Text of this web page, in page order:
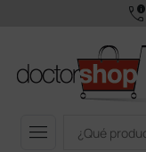
call_quality
menu